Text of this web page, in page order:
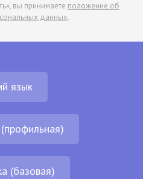
вы принимаете положение об
данных.
язык
(базовая)